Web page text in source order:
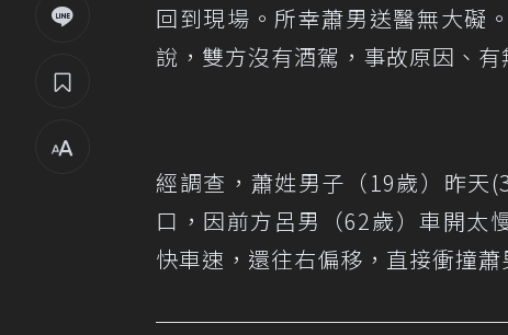
回到現場。所幸蕭男送醫無大礙
說，雙方沒有酒駕，事故原因、有
經調查，蕭姓男子（19歲）昨天
口，因前方呂男（62歲）車開太
快車速，還往右偏移，直接衝撞蕭